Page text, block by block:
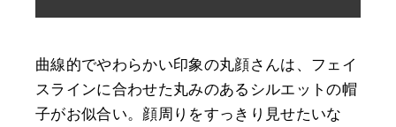
曲線的でやわらかい印象の丸顔さんは、フェイ
スラインに合わせた丸みのあるシルエットの帽
子がお似合い。顔周りをすっきり見せたいな